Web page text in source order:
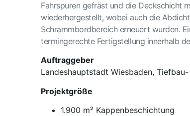
Fahrspuren gefräst und die Deckschicht
wiederhergestellt, wobei auch die
Schrammbordbereich erneuert wurden.
termingerechte Fertigstellung innerhalb
Auftraggeber
Landeshauptstadt Wiesbaden,
Projektgröße
1.900 m² Kappenbeschichtung